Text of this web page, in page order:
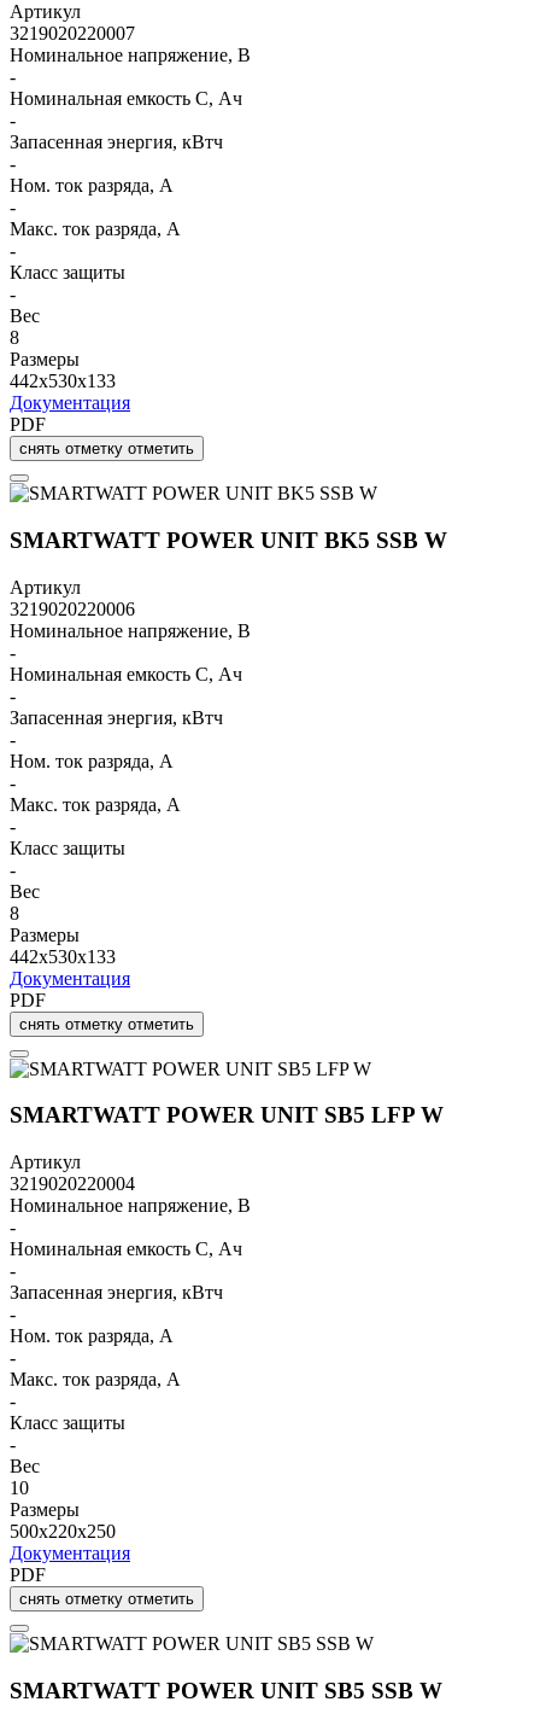
Артикул
3219020220007
Номинальное напряжение, В
-
Номинальная емкость C, Ач
-
Запасенная энергия, кВтч
-
Ном. ток разряда, А
-
Макс. ток разряда, А
-
Класс защиты
-
Вес
8
Размеры
442x530x133
Документация
PDF
снять отметку отметить
SMARTWATT POWER UNIT BK5 SSB W
Артикул
3219020220006
Номинальное напряжение, В
-
Номинальная емкость C, Ач
-
Запасенная энергия, кВтч
-
Ном. ток разряда, А
-
Макс. ток разряда, А
-
Класс защиты
-
Вес
8
Размеры
442x530x133
Документация
PDF
снять отметку отметить
SMARTWATT POWER UNIT SB5 LFP W
Артикул
3219020220004
Номинальное напряжение, В
-
Номинальная емкость C, Ач
-
Запасенная энергия, кВтч
-
Ном. ток разряда, А
-
Макс. ток разряда, А
-
Класс защиты
-
Вес
10
Размеры
500x220x250
Документация
PDF
снять отметку отметить
SMARTWATT POWER UNIT SB5 SSB W